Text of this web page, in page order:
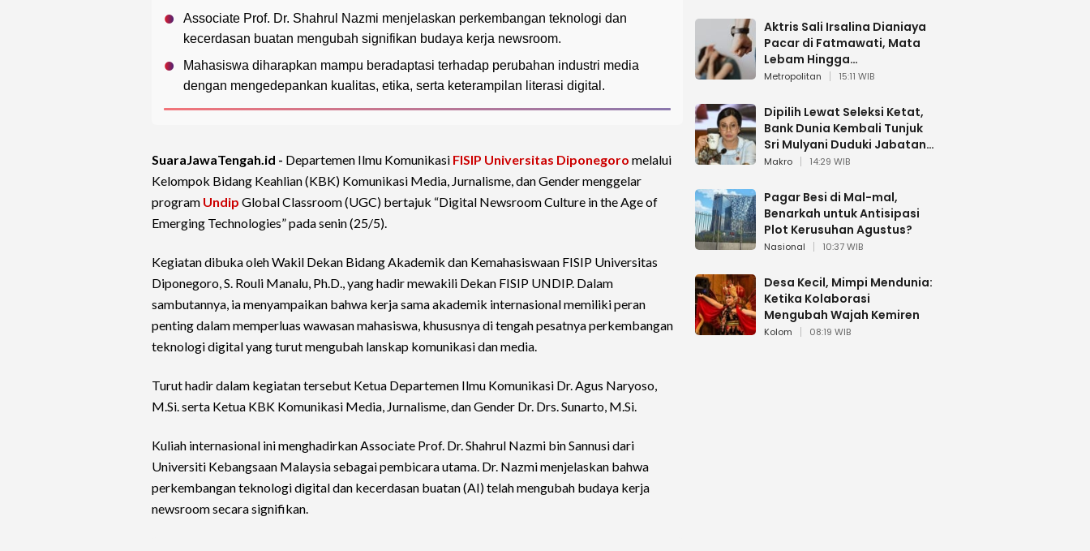
Associate Prof. Dr. Shahrul Nazmi menjelaskan perkembangan teknologi dan
kecerdasan buatan mengubah signifikan budaya kerja newsroom.
Mahasiswa diharapkan mampu beradaptasi terhadap perubahan industri media
dengan mengedepankan kualitas, etika, serta keterampilan literasi digital.
SuaraJawaTengah.id - Departemen Ilmu Komunikasi FISIP Universitas Diponegoro melalui
Kelompok Bidang Keahlian (KBK) Komunikasi Media, Jurnalisme, dan Gender menggelar
program Undip Global Classroom (UGC) bertajuk “Digital Newsroom Culture in the Age of
Emerging Technologies” pada senin (25/5).
Kegiatan dibuka oleh Wakil Dekan Bidang Akademik dan Kemahasiswaan FISIP Universitas
Diponegoro, S. Rouli Manalu, Ph.D., yang hadir mewakili Dekan FISIP UNDIP. Dalam
sambutannya, ia menyampaikan bahwa kerja sama akademik internasional memiliki peran
penting dalam memperluas wawasan mahasiswa, khususnya di tengah pesatnya perkembangan
teknologi digital yang turut mengubah lanskap komunikasi dan media.
Turut hadir dalam kegiatan tersebut Ketua Departemen Ilmu Komunikasi Dr. Agus Naryoso,
M.Si. serta Ketua KBK Komunikasi Media, Jurnalisme, dan Gender Dr. Drs. Sunarto, M.Si.
Kuliah internasional ini menghadirkan Associate Prof. Dr. Shahrul Nazmi bin Sannusi dari
Universiti Kebangsaan Malaysia sebagai pembicara utama. Dr. Nazmi menjelaskan bahwa
perkembangan teknologi digital dan kecerdasan buatan (AI) telah mengubah budaya kerja
newsroom secara signifikan.
Aktris Sali Irsalina Dianiaya
Pacar di Fatmawati, Mata
Lebam Hingga
Diselamatkan Polantas
Metropolitan 15:11 WIB
Dipilih Lewat Seleksi Ketat,
Bank Dunia Kembali Tunjuk
Sri Mulyani Duduki Jabatan
Strategis
Makro 14:29 WIB
Pagar Besi di Mal-mal,
Benarkah untuk Antisipasi
Plot Kerusuhan Agustus?
Nasional 10:37 WIB
Desa Kecil, Mimpi Mendunia:
Ketika Kolaborasi
Mengubah Wajah Kemiren
Kolom 08:19 WIB